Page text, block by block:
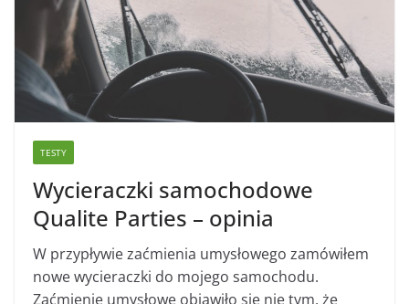
TESTY
Wycieraczki samochodowe
Qualite Parties – opinia
W przypływie zaćmienia umysłowego zamówiłem
nowe wycieraczki do mojego samochodu.
Zaćmienie umysłowe objawiło się nie tym, że